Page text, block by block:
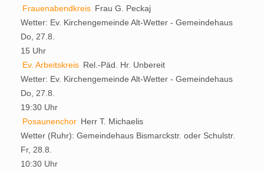
Frauenabendkreis Frau G. Peckaj
Wetter: Ev. Kirchengemeinde Alt-Wetter - Gemeindehaus
Do, 27.8.
15 Uhr
Ev. Arbeitskreis Rel.-Päd. Hr. Unbereit
Wetter: Ev. Kirchengemeinde Alt-Wetter - Gemeindehaus
Do, 27.8.
19:30 Uhr
Posaunenchor Herr T. Michaelis
Wetter (Ruhr): Gemeindehaus Bismarckstr. oder Schulstr.
Fr, 28.8.
10:30 Uhr